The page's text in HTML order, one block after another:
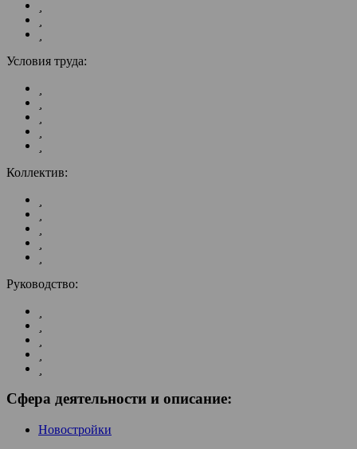
Условия труда:
Коллектив:
Руководство:
Сфера деятельности и описание:
Новостройки